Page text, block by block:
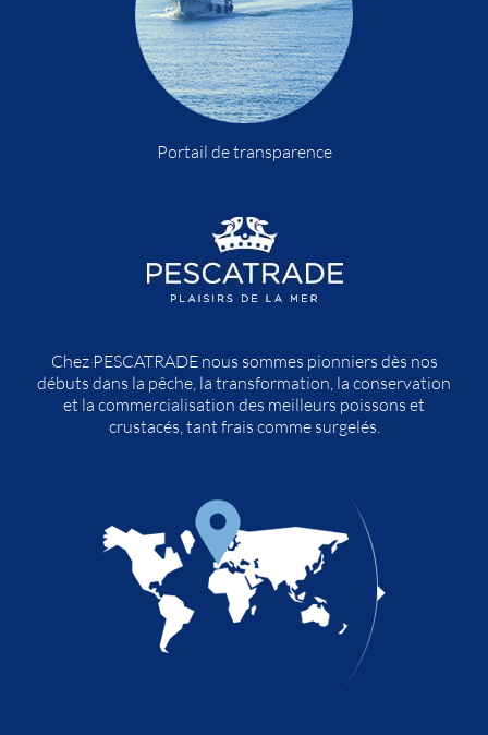
Portail de transparence
Chez PESCATRADE nous sommes pionniers dès nos
débuts dans la pêche, la transformation, la conservation
et la commercialisation des meilleurs poissons et
crustacés, tant frais comme surgelés.